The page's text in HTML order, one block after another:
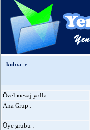
kobra_r
Özel mesaj yolla :
Ana Grup :
Üye grubu :